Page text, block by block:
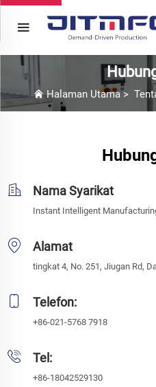
Halaman Utama>
Nama Syarikat
Instant Intelligent
Alamat
tingkat 4, No. 251, Jiugan Rd,
Telefon:
+86-021-5768 7918
Tel:
+86-18042529130